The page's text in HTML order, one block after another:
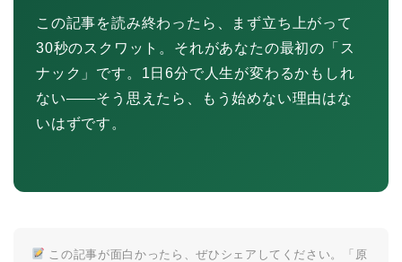
この記事を読み終わったら、まず立ち上がって
30秒のスクワット。それがあなたの最初の「ス
ナック」です。1日6分で人生が変わるかもしれ
ない――そう思えたら、もう始めない理由はな
いはずです。
この記事が面白かったら、ぜひシェアしてください。「原